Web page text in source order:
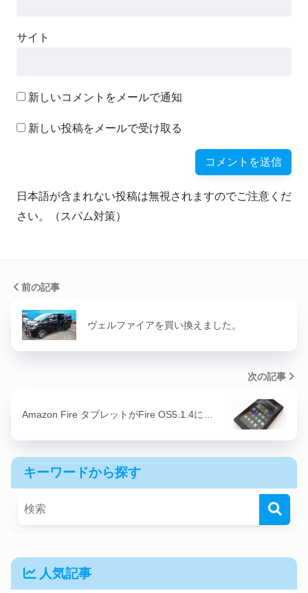
サイト
新しいコメントをメールで通知
新しい投稿をメールで受け取る
日本語が含まれない投稿は無視されますのでご注意くだ
さい。（スパム対策）
前の記事
ヴェルファイアを買い換えました。
次の記事
Amazon Fire タブレットがFire OS5.1.4に…
キーワードから探す
人気記事